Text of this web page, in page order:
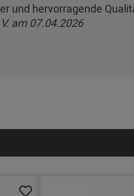
und hervorragende
am 07.04.2026